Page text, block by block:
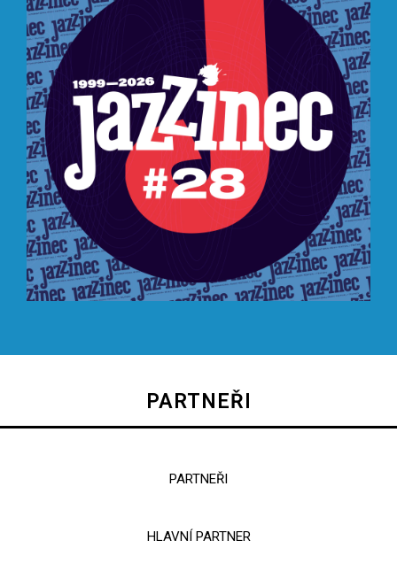
PARTNEŘI
PARTNEŘI
HLAVNÍ PARTNER